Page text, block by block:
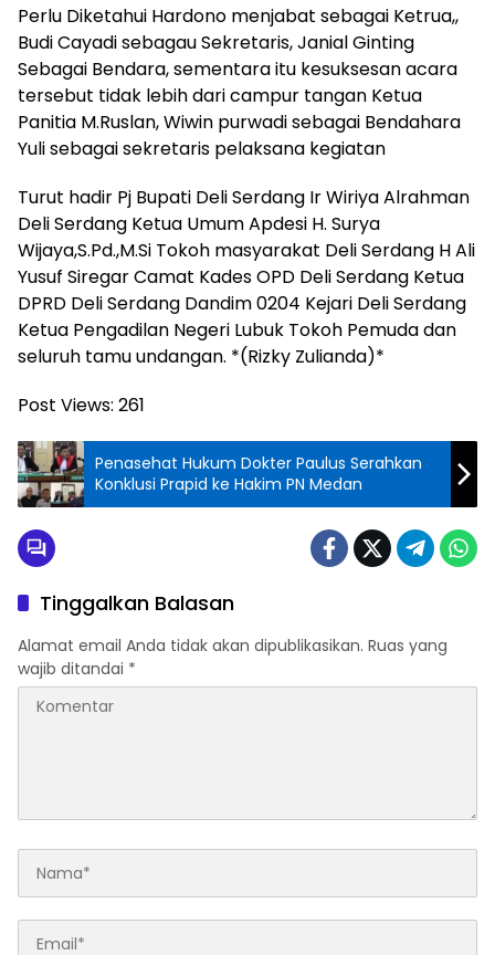
Perlu Diketahui Hardono menjabat sebagai Ketrua,,
Budi Cayadi sebagau Sekretaris, Janial Ginting
Sebagai Bendara, sementara itu kesuksesan acara
tersebut tidak lebih dari campur tangan Ketua
Panitia M.Ruslan, Wiwin purwadi sebagai Bendahara
Yuli sebagai sekretaris pelaksana kegiatan
Turut hadir Pj Bupati Deli Serdang Ir Wiriya Alrahman
Deli Serdang Ketua Umum Apdesi H. Surya
Wijaya,S.Pd.,M.Si Tokoh masyarakat Deli Serdang H Ali
Yusuf Siregar Camat Kades OPD Deli Serdang Ketua
DPRD Deli Serdang Dandim 0204 Kejari Deli Serdang
Ketua Pengadilan Negeri Lubuk Tokoh Pemuda dan
seluruh tamu undangan. *(Rizky Zulianda)*
Post Views: 261
Penasehat Hukum Dokter Paulus Serahkan
Konklusi Prapid ke Hakim PN Medan
Tinggalkan Balasan
Alamat email Anda tidak akan dipublikasikan. Ruas yang
wajib ditandai *